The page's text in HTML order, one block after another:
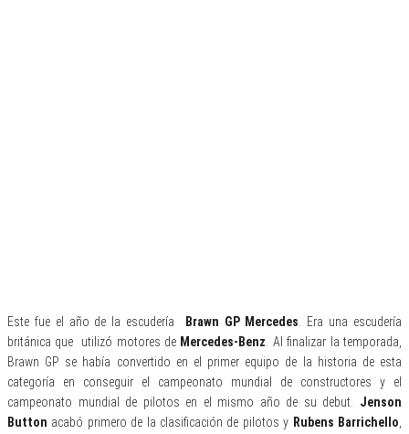
Este fue el año de la escudería Brawn GP Mercedes . Era una escudería
británica que utilizó motores de Mercedes-Benz . Al finalizar la temporada,
Brawn GP se había convertido en el primer equipo de la historia de esta
categoría en conseguir el campeonato mundial de constructores y el
campeonato mundial de pilotos en el mismo año de su debut. Jenson
Button acabó primero de la clasificación de pilotos y Rubens Barrichello